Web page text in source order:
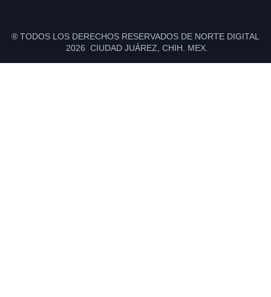
® TODOS LOS DERECHOS RESERVADOS DE NORTE DIGITAL
2026 CIUDAD JUÁREZ, CHIH. MEX.